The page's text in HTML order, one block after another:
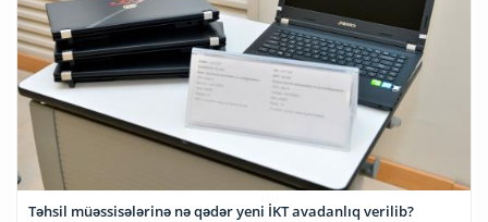
Təhsil müəssisələrinə nə qədər yeni İKT avadanlıq verilib?